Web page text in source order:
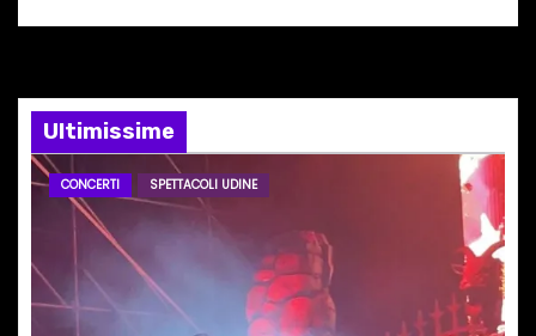
t
c
o
i
Ultimissime
CONCERTI SPETTACOLI UDINE